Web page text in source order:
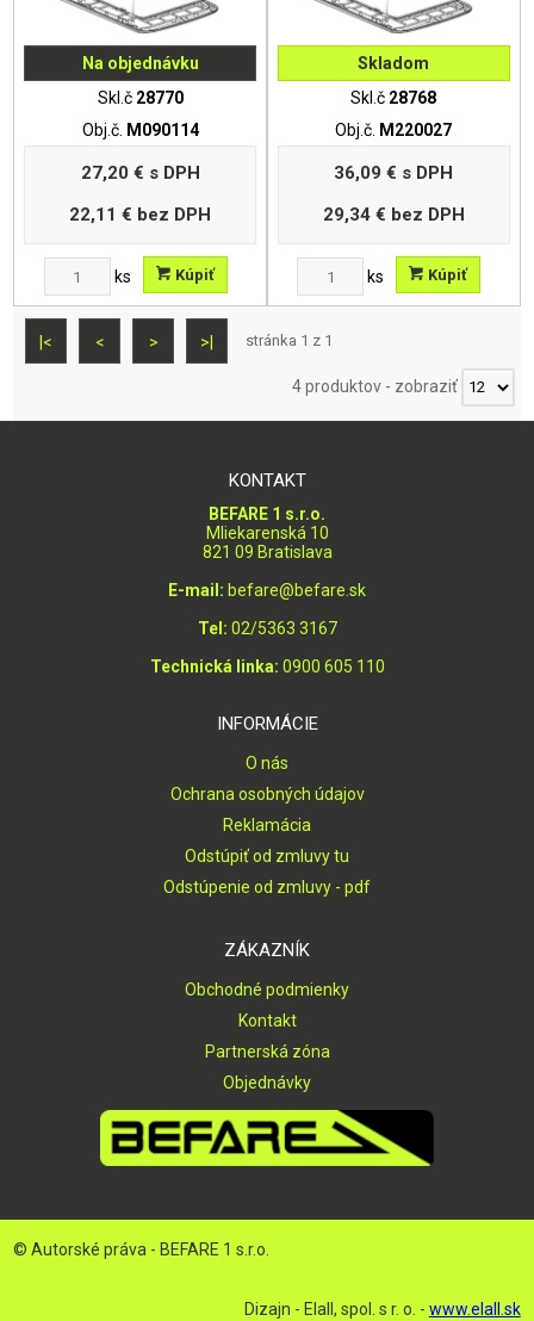
Na objednávku
Skl.č 28770
Obj.č. M090114
27,20 € s DPH
22,11 € bez DPH
ks Kúpiť
Skladom
Skl.č 28768
Obj.č. M220027
36,09 € s DPH
29,34 € bez DPH
ks Kúpiť
|< < > >| stránka 1 z 1
4 produktov- zobraziť
KONTAKT
BEFARE 1 s.r.o.
Mliekarenská 10
821 09 Bratislava
E-mail: befare@befare.sk
Tel: 02/5363 3167
Technická linka: 0900 605 110
INFORMÁCIE
O nás
Ochrana osobných údajov
Reklamácia
Odstúpiť od zmluvy tu
Odstúpenie od zmluvy - pdf
ZÁKAZNÍK
Obchodné podmienky
Kontakt
Partnerská zóna
Objednávky
© Autorské práva - BEFARE 1 s.r.o.
Dizajn - Elall, spol. s r. o. - www.elall.sk